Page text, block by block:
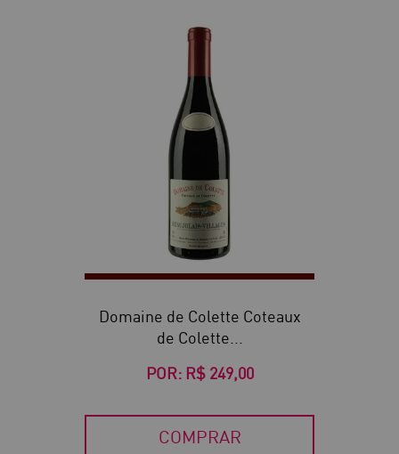
Domaine de Colette Coteaux
de Colette...
POR: R$ 249,00
COMPRAR